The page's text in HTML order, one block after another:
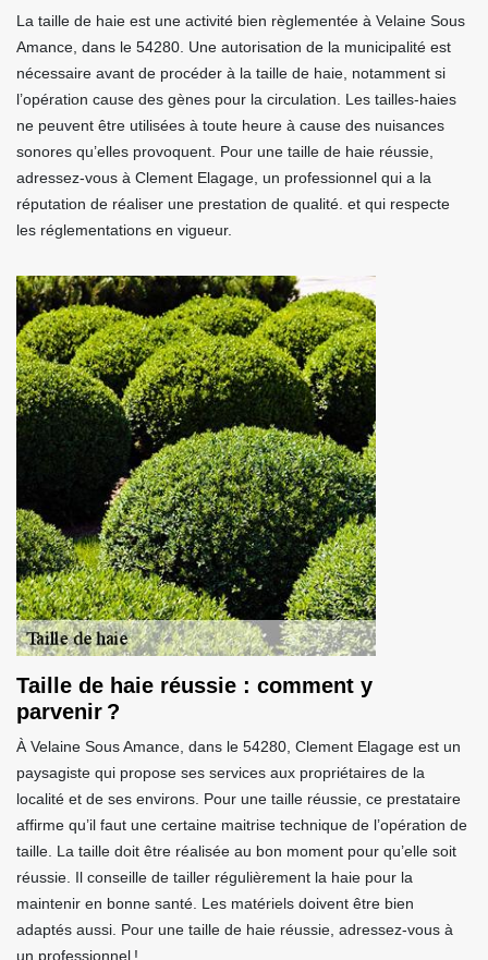
La taille de haie est une activité bien règlementée à Velaine Sous
Amance, dans le 54280. Une autorisation de la municipalité est
nécessaire avant de procéder à la taille de haie, notamment si
l’opération cause des gènes pour la circulation. Les tailles-haies
ne peuvent être utilisées à toute heure à cause des nuisances
sonores qu’elles provoquent. Pour une taille de haie réussie,
adressez-vous à Clement Elagage, un professionnel qui a la
réputation de réaliser une prestation de qualité. et qui respecte
les réglementations en vigueur.
Taille de haie réussie : comment y
parvenir ?
À Velaine Sous Amance, dans le 54280, Clement Elagage est un
paysagiste qui propose ses services aux propriétaires de la
localité et de ses environs. Pour une taille réussie, ce prestataire
affirme qu’il faut une certaine maitrise technique de l’opération de
taille. La taille doit être réalisée au bon moment pour qu’elle soit
réussie. Il conseille de tailler régulièrement la haie pour la
maintenir en bonne santé. Les matériels doivent être bien
adaptés aussi. Pour une taille de haie réussie, adressez-vous à
un professionnel !